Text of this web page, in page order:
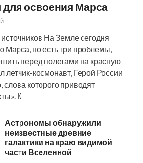
для освоения Марса
На Земле сегодня
Марса, но есть три проблемы,
перед полетами на красную
летчик-космонавт, Герой России
которого приводят
К
Астрономы обнаружили
неизвестные древние
галактики на краю видимой
части Вселенной